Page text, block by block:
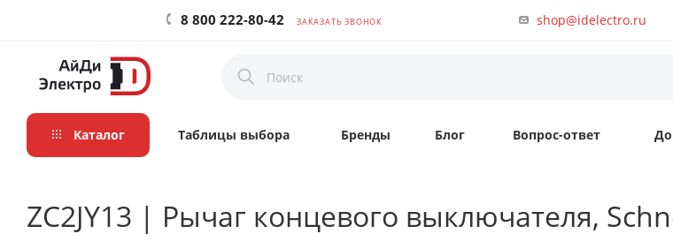
8 800 222-80-42 ЗАКАЗАТЬ ЗВОНОК shop@idelectro.ru
Каталог Таблицы выбора Бренды Блог Вопрос-ответ
ZC2JY13 | Рычаг концевого выключателя,